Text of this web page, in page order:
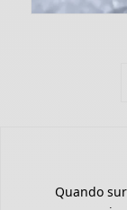
Quando